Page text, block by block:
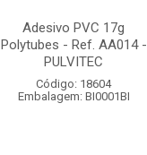
Adesivo PVC 17g
Polytubes - Ref. AA014 -
PULVITEC
Código: 18604
Embalagem: BI0001BI